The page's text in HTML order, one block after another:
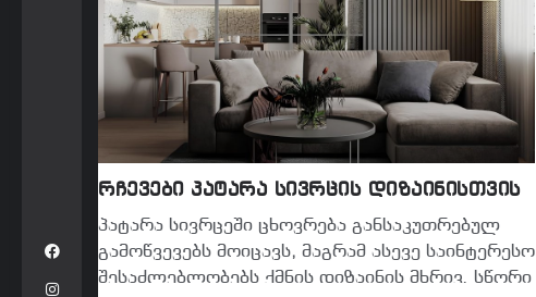
რჩევები პატარა სივრცის დიზაინისთვის
პატარა სივრცეში ცხოვრება განსაკუთრებულ
გამოწვევებს მოიცავს, მაგრამ ასევე საინტერესო
შესაძლებლობებს ქმნის დიზაინის მხრივ. სწორი